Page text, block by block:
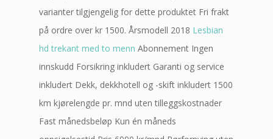
varianter tilgjengelig for dette produktet Fri frakt
på ordre over kr 1500. Årsmodell 2018 Lesbian
hd trekant med to menn Abonnement Ingen
innskudd Forsikring inkludert Garanti og service
inkludert Dekk, dekkhotell og -skift inkludert 1500
km kjørelengde pr. mnd uten tilleggskostnader
Fast månedsbeløp Kun én måneds